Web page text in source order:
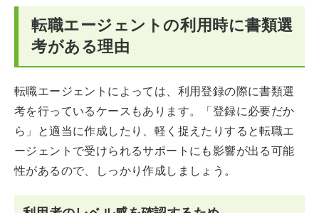
転職エージェントの利用時に書類選
考がある理由
転職エージェントによっては、利用登録の際に書類選
考を行っているケースもあります。「登録に必要だか
ら」と適当に作成したり、軽く捉えたりすると転職エ
ージェントで受けられるサポートにも影響が出る可能
性があるので、しっかり作成しましょう。